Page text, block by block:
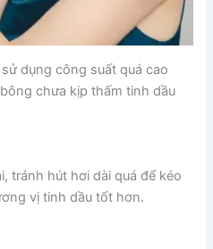
dụng công suất quá cao
chưa kịp thấm tinh dầu
tránh hút hơi dài quá để kéo
vị tinh dầu tốt hơn.